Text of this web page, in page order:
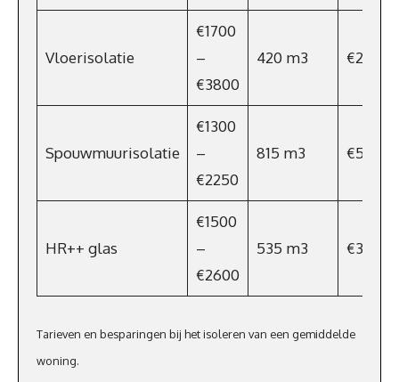
Vloerisolatie
€1700
–
€3800
420 m3 €286
Spouwmuurisolatie
€1300
–
€2250
815 m3 €554
HR++ glas
€1500
–
€2600
535 m3 €363,8
Tarieven en besparingen bij het isoleren van een gemiddelde
woning.